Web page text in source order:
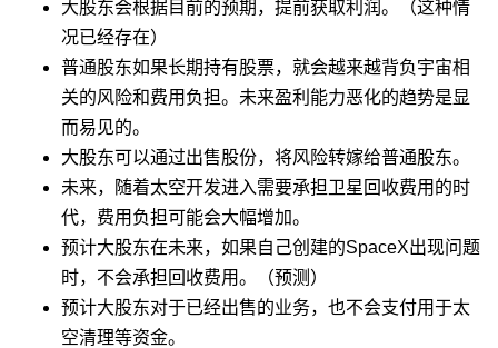
大股东会根据目前的预期，提前获取利润。（这种情
况已经存在）
普通股东如果长期持有股票，就会越来越背负宇宙相
关的风险和费用负担。未来盈利能力恶化的趋势是显
而易见的。
大股东可以通过出售股份，将风险转嫁给普通股东。
未来，随着太空开发进入需要承担卫星回收费用的时
代，费用负担可能会大幅增加。
预计大股东在未来，如果自己创建的SpaceX出现问题
时，不会承担回收费用。（预测）
预计大股东对于已经出售的业务，也不会支付用于太
空清理等资金。